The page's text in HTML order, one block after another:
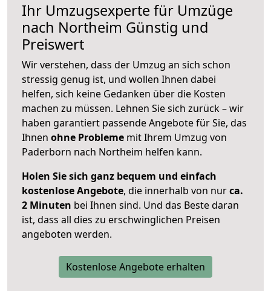
Ihr Umzugsexperte für Umzüge
nach Northeim Günstig und
Preiswert
Wir verstehen, dass der Umzug an sich schon
stressig genug ist, und wollen Ihnen dabei
helfen, sich keine Gedanken über die Kosten
machen zu müssen. Lehnen Sie sich zurück – wir
haben garantiert passende Angebote für Sie, das
Ihnen ohne Probleme mit Ihrem Umzug von
Paderborn nach Northeim helfen kann.
Holen Sie sich ganz bequem und einfach
kostenlose Angebote, die innerhalb von nurca.
2 Minuten bei Ihnen sind. Und das Beste daran
ist, dass all dies zu erschwinglichen Preisen
angeboten werden.
Kostenlose Angebote erhalten